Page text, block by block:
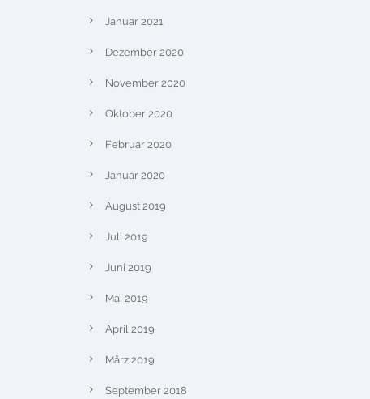
Januar 2021
Dezember 2020
November 2020
Oktober 2020
Februar 2020
Januar 2020
August 2019
Juli 2019
Juni 2019
Mai 2019
April 2019
März 2019
September 2018